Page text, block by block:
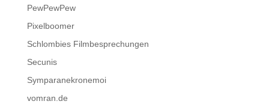
PewPewPew
Pixelboomer
Schlombies Filmbesprechungen
Secunis
Symparanekronemoi
vomran.de